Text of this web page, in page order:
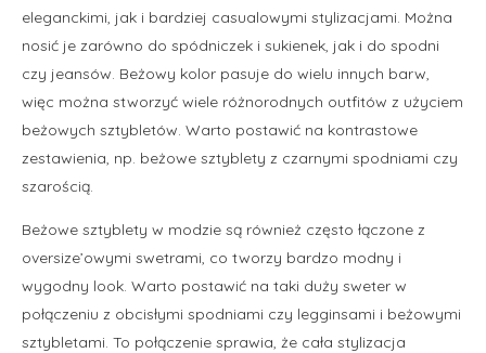
eleganckimi, jak i bardziej casualowymi stylizacjami. Można
nosić je zarówno do spódniczek i sukienek, jak i do spodni
czy jeansów. Beżowy kolor pasuje do wielu innych barw,
więc można stworzyć wiele różnorodnych outfitów z użyciem
beżowych sztybletów. Warto postawić na kontrastowe
zestawienia, np. beżowe sztyblety z czarnymi spodniami czy
szarością.
Beżowe sztyblety w modzie są również często łączone z
oversize’owymi swetrami, co tworzy bardzo modny i
wygodny look. Warto postawić na taki duży sweter w
połączeniu z obcisłymi spodniami czy legginsami i beżowymi
sztybletami. To połączenie sprawia, że cała stylizacja